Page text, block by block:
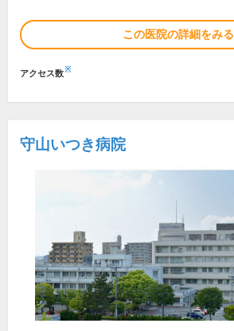
この医院の詳細をみる
アクセス数※
守山いつき病院